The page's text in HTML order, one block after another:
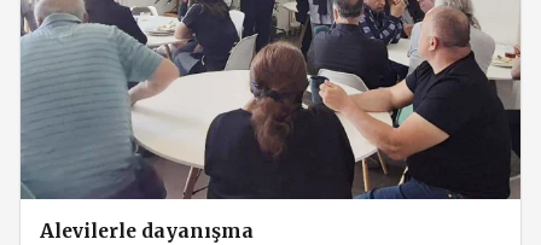
Alevilerle dayanışma